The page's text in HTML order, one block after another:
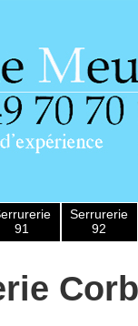
91
Serrurerie
92